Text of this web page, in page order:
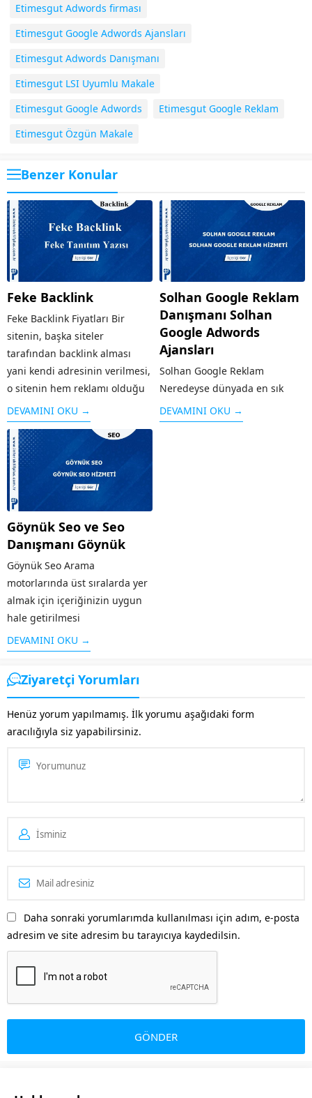
Etimesgut Adwords firması
Etimesgut Google Adwords Ajansları
Etimesgut Adwords Danışmanı
Etimesgut LSI Uyumlu Makale
Etimesgut Google Adwords
Etimesgut Google Reklam
Etimesgut Özgün Makale
Benzer Konular
Feke Backlink
Feke Backlink Fiyatları Bir
sitenin, başka siteler
tarafından backlink alması
yani kendi adresinin verilmesi,
o sitenin hem reklamı olduğu
kadar hem de arama
motorlarında üst sırada yer
alması için önemli bir kriterdir.
Sitenin güvenilirliği arttığı...
DEVAMINI OKU →
Solhan Google Reklam
Danışmanı Solhan
Google Adwords
Ajansları
Solhan Google Reklam
Neredeyse dünyada en sık
kullanılan arama motoru olan
Google’ın sunduğu reklam
DEVAMINI OKU →
Göynük Seo ve Seo
Danışmanı Göynük
Göynük Seo Arama
motorlarında üst sıralarda yer
almak için içeriğinizin uygun
hale getirilmesi
çalışması SEO olarak
adlandırılır. Arama
motorlarının sitenizi iyi bir
şekilde taraması ve aranılan
çabuk ulaşması için Göynük
SEO desteği almanız oldukça
önemlidir. Bu...
DEVAMINI OKU →
Ziyaretçi Yorumları
Henüz yorum yapılmamış. İlk yorumu aşağıdaki form
aracılığıyla siz yapabilirsiniz.
Daha sonraki yorumlarımda kullanılması için adım, e-posta
adresim ve site adresim bu tarayıcıya kaydedilsin.